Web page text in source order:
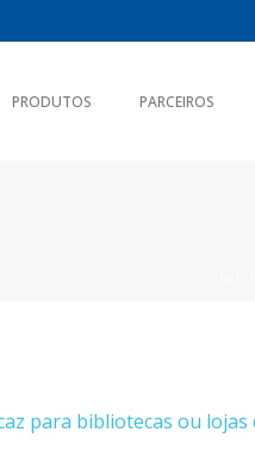
PRODUTOS PARCEIROS
para bibliotecas ou